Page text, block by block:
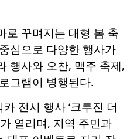
로 꾸며지는 대형 봄 축
심으로 다양한 행사가
행사와 오찬, 맥주 축제,
그램이 병행된다.
전시 행사 ‘크루진 더
열리며, 지역 주민과